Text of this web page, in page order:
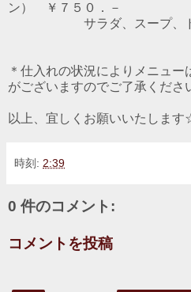
ン） ￥７５０．－
サラダ、スープ、ド
＊仕入れの状況によりメニュー
がございますのでご了承くださ
以上、宜しくお願いいたしま
時刻: 2:39
0 件のコメント:
コメントを投稿